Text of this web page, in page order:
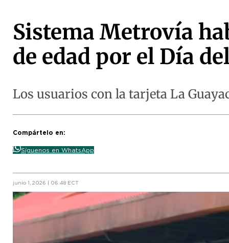
Sistema Metrovía
de edad por el Día
Los usuarios con la tarjeta La
Compártelo en:
Síguenos en WhatsApp
junio 1, 2026 | 06:48 ECT